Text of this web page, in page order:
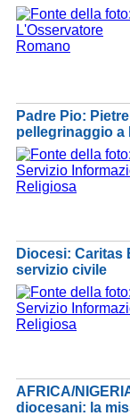
Padre Pio:
pellegrinaggio a
Diocesi: Caritas
servizio civile
AFRICA/
diocesani: la